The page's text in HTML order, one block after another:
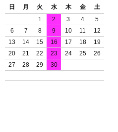
日
月 火 水 木 金
土
1
2 3 4
5
6
7 8 9 10 11
12
13
14 15 16 17 18
19
20
21 22 23 24 25
26
27
28 29 30